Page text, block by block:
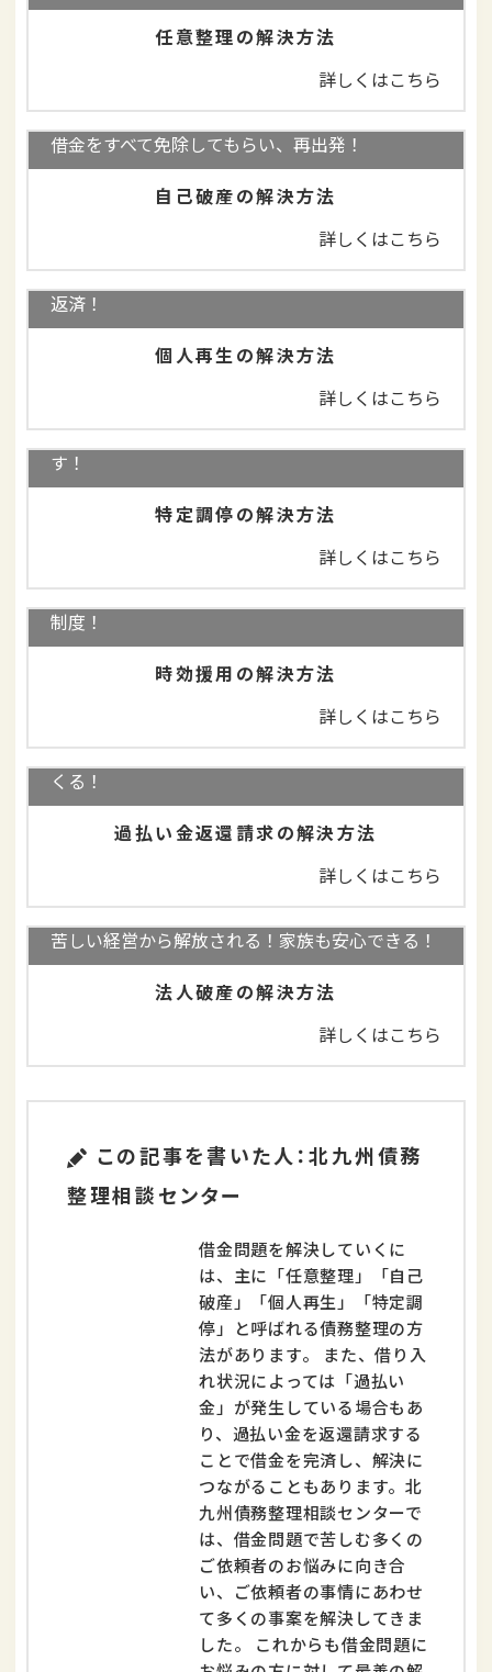
任意整理の解決方法
詳しくはこちら
借金をすべて免除してもらい、再出発！
自己破産の解決方法
詳しくはこちら
住宅を守りながら、借金を大幅減額＋3年で分割
返済！
個人再生の解決方法
詳しくはこちら
司法書士に依頼せずにご自身で行うことができま
す！
特定調停の解決方法
詳しくはこちら
借金を返済しなくてよいことがある！消滅時効の
制度！
時効援用の解決方法
詳しくはこちら
完済していても大丈夫！払いすぎた利息が返って
くる！
過払い金返還請求の解決方法
詳しくはこちら
苦しい経営から解放される！家族も安心できる！
法人破産の解決方法
詳しくはこちら
この記事を書いた人：北九州債務
整理相談センター
借金問題を解決していくに
は、主に「任意整理」「自己
破産」「個人再生」「特定調
停」と呼ばれる債務整理の方
法があります。 また、借り入
れ状況によっては「過払い
金」が発生している場合もあ
り、過払い金を返還請求する
ことで借金を完済し、解決に
つながることもあります。北
九州債務整理相談センターで
は、借金問題で苦しむ多くの
ご依頼者のお悩みに向き合
い、ご依頼者の事情にあわせ
て多くの事案を解決してきま
した。 これからも借金問題に